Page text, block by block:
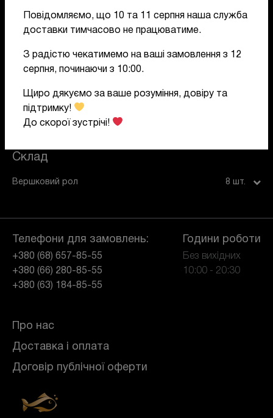
Запечений рол Саламандра з гребінцем
225грн
Кількість
Склад
Вершковий рол 8 шт.
Про нас
Доставка і оплата
Договір публічної оферти
Години роботи
Без вихідних
10:00 - 20:30
Телефони для замовлень:
+380 (68) 657-85-55
+380 (66) 280-85-55
+380 (63) 184-85-55
Повідомляємо, що 10 та 11 серпня наша служба
доставки тимчасово не працюватиме.
З радістю чекатимемо на ваші замовлення з 12
серпня, починаючи з 10:00.
Щиро дякуємо за ваше розуміння, довіру та
підтримку!
До скорої зустрічі!